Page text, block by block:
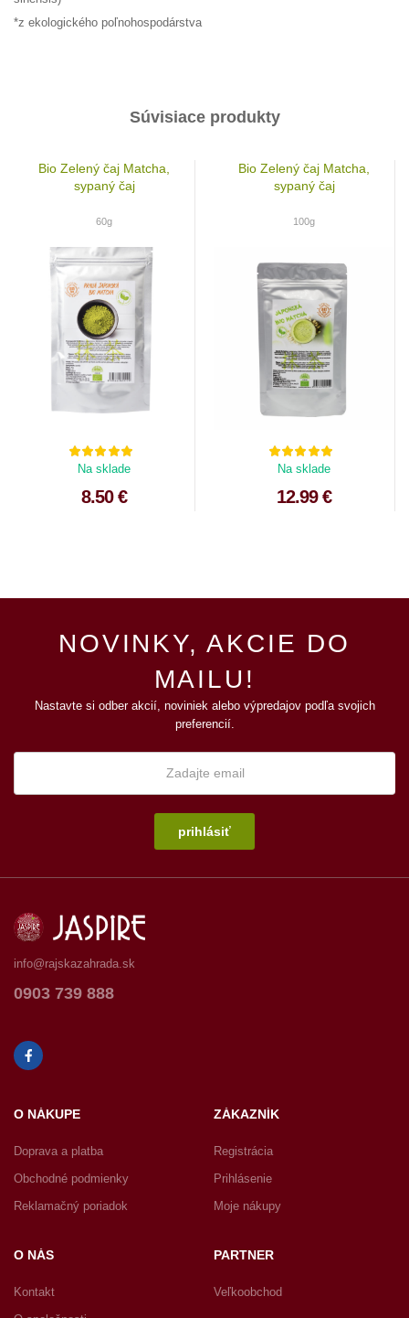
*z ekologického poľnohospodárstva
Súvisiace produkty
Bio Zelený čaj Matcha,
sypaný čaj
60g
Na sklade
8.50 €
Bio Zelený čaj Matcha,
sypaný čaj
100g
Na sklade
12.99 €
NOVINKY, AKCIE DO
MAILU!
Nastavte si odber akcií, noviniek alebo výpredajov podľa svojich
preferencií.
prihlásiť
info@rajskazahrada.sk
0903 739 888
O NÁKUPE
Doprava a platba
Obchodné podmienky
Reklamačný poriadok
ZÁKAZNÍK
Registrácia
Prihlásenie
Moje nákupy
O NÁS
Kontakt
PARTNER
Veľkoobchod